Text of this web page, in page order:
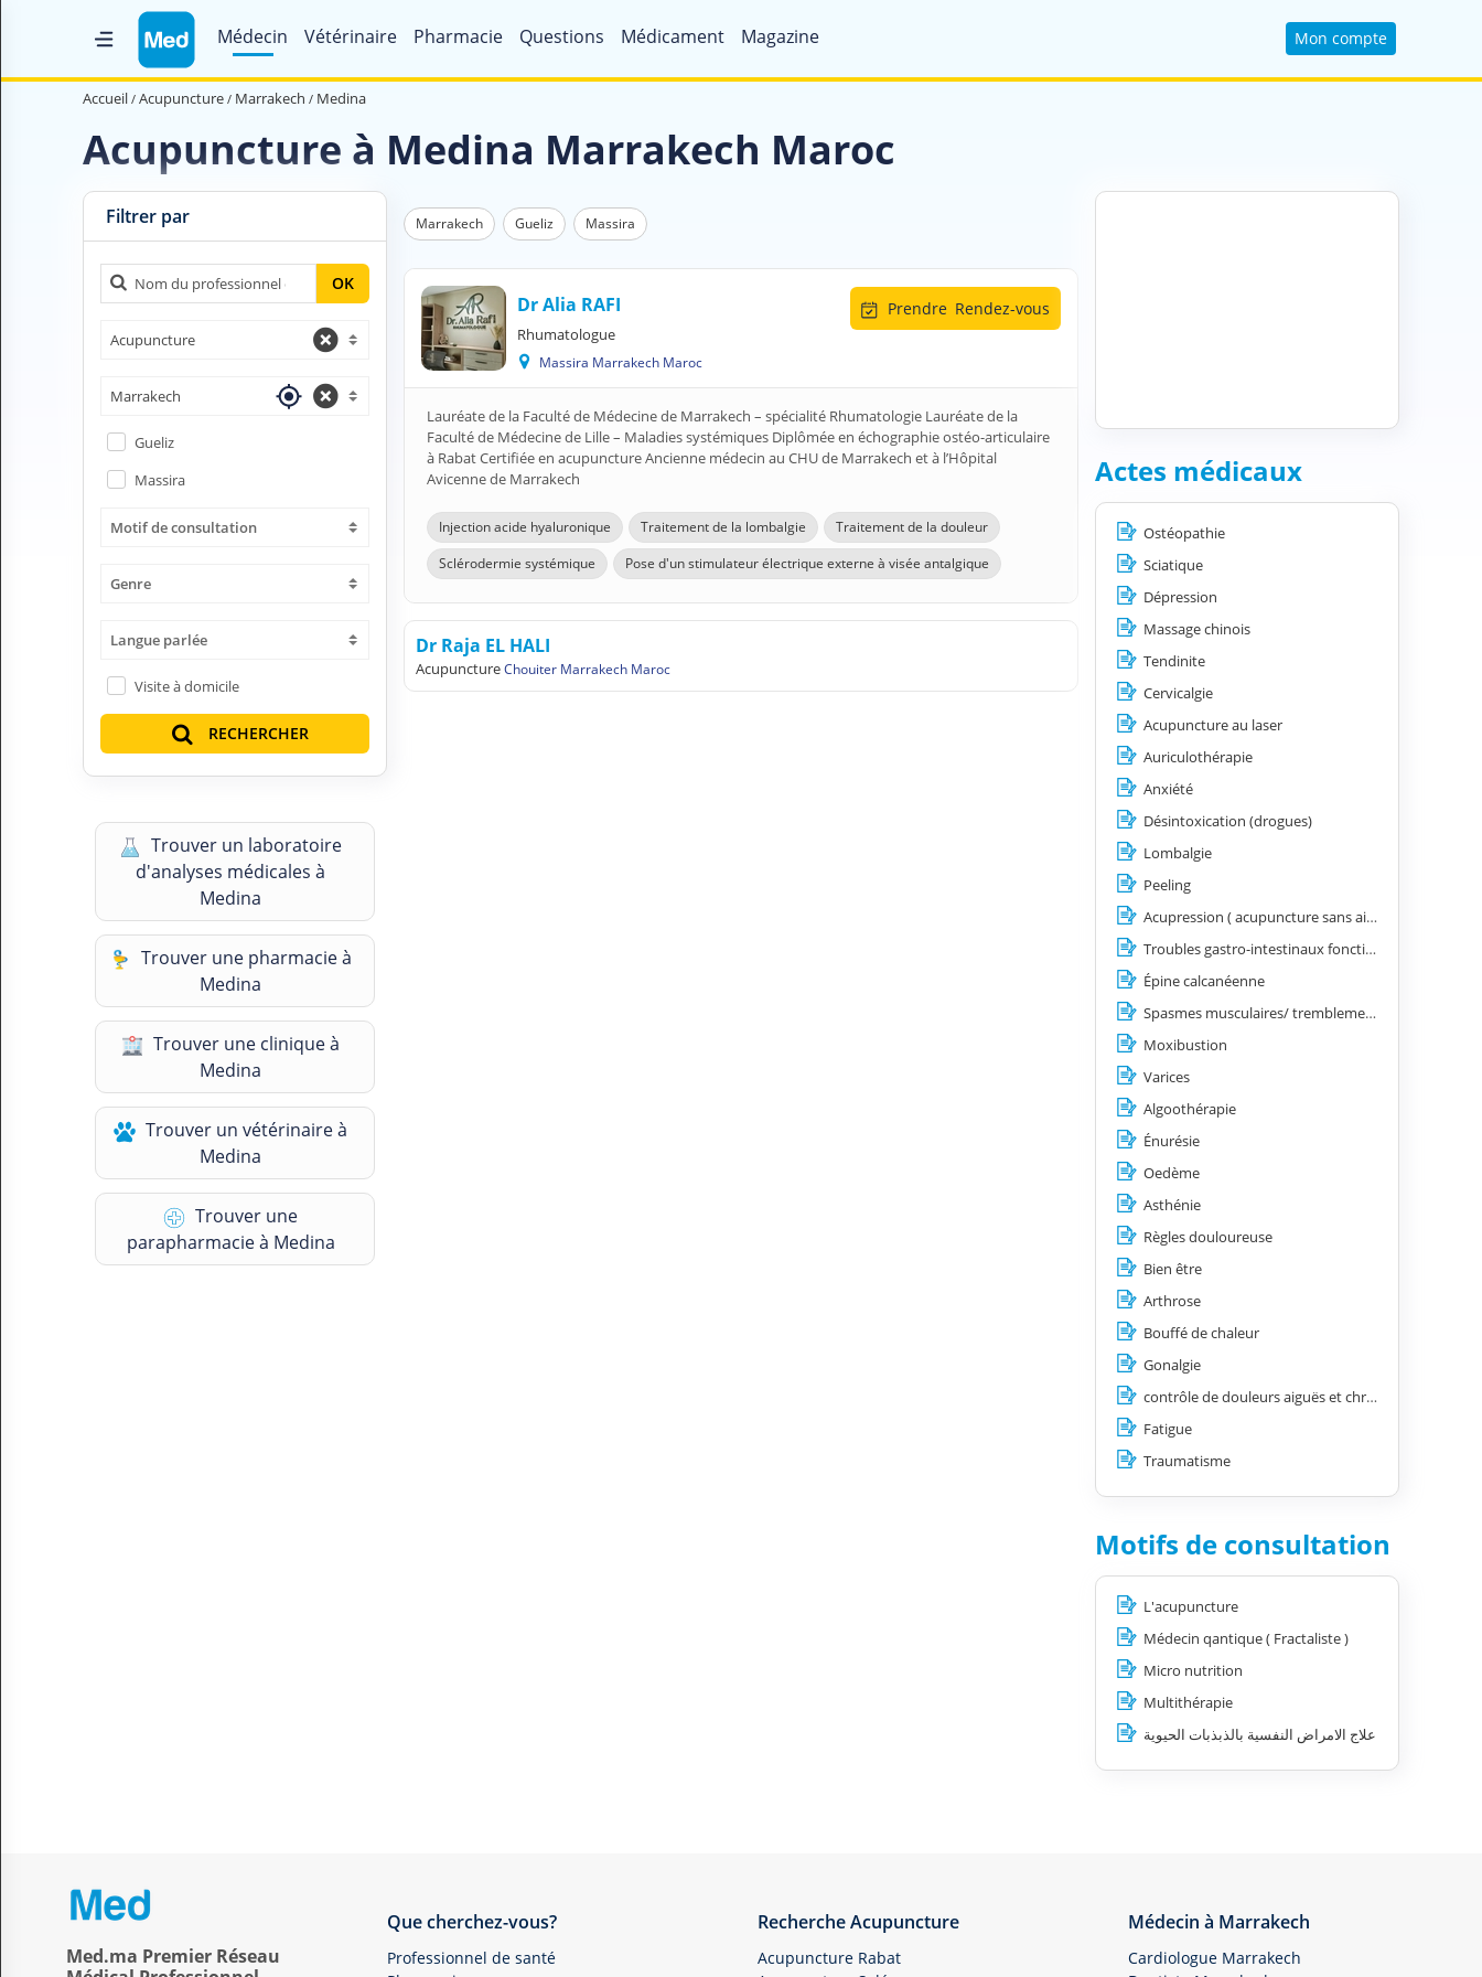
Médecin Vétérinaire Pharmacie Questions Médicament Magazine
Mon compte
Accueil
Magazine Médical
Nous contacter
Médicament
Questions médicales
Laboratoire
FR Français
Accueil Acupuncture Marrakech Medina
Acupuncture à Medina Marrakech Maroc
Filtrer par
OK
Acupuncture
Marrakech
Gueliz
Massira
Motif de consultation
Genre
Langue parlée
Visite à domicile
RECHERCHER
Trouver un laboratoire
d'analyses médicales à
Medina
Trouver une pharmacie à
Medina
Trouver une clinique à
Medina
Trouver un vétérinaire à
Medina
Trouver une
parapharmacie à Medina
Marrakech Gueliz Massira
Dr Alia RAFI
Rhumatologue
Massira Marrakech Maroc
Prendre Rendez-vous
Lauréate de la Faculté de Médecine de Marrakech – spécialité Rhumatologie Lauréate de la
Faculté de Médecine de Lille – Maladies systémiques Diplômée en échographie ostéo-articulaire
à Rabat Certifiée en acupuncture Ancienne médecin au CHU de Marrakech et à l’Hôpital
Avicenne de Marrakech
Injection acide hyaluronique Traitement de la lombalgie
Traitement de la douleur
Sclérodermie systémique
Pose d'un stimulateur électrique externe à visée antalgique
Dr Raja EL HALI
AcupunctureChouiter Marrakech Maroc
Actes médicaux
Ostéopathie
Sciatique
Dépression
Massage chinois
Tendinite
Cervicalgie
Acupuncture au laser
Auriculothérapie
Anxiété
Désintoxication (drogues)
Lombalgie
Peeling
Acupression ( acupuncture sans aiguilles)
Troubles gastro-intestinaux fonctionnels (nausées et vomissements, spasmes œsophagiens, hyperacidité, côlon irritable)
Épine calcanéenne
Spasmes musculaires/ tremblements/ les tics/ les contractures
Moxibustion
Varices
Algoothérapie
Énurésie
Oedème
Asthénie
Règles douloureuse
Bien être
Arthrose
Bouffé de chaleur
Gonalgie
contrôle de douleurs aiguës et chroniques
Fatigue
Traumatisme
Motifs de consultation
L'acupuncture
Médecin qantique ( Fractaliste )
Micro nutrition
Multithérapie
علاج الامراض النفسية بالذبذبات الحيوية
Med.ma Premier Réseau
Que cherchez-vous?
Professionnel de santé
Recherche Acupuncture
Acupuncture Rabat
Médecin à Marrakech
Cardiologue Marrakech